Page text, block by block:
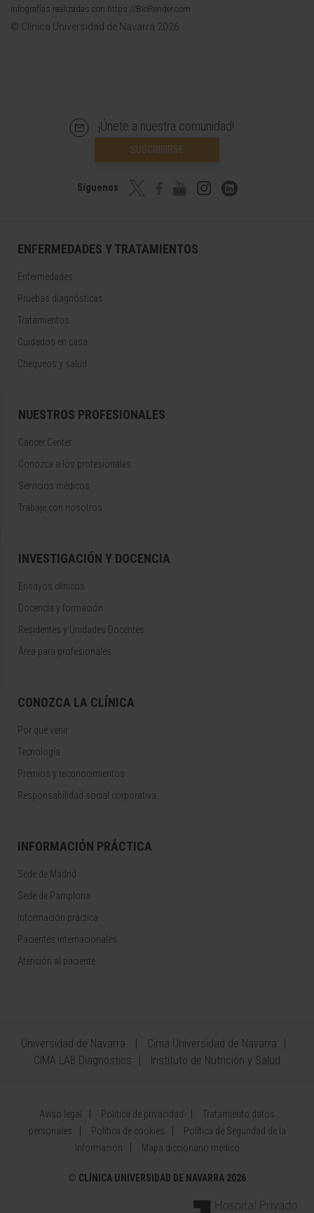
Infografías realizadas con https://BioRender.com
© Clínica Universidad de Navarra 2026
¡Únete a nuestra comunidad!
SUSCRIBIRSE
Síguenos
ENFERMEDADES Y TRATAMIENTOS
Enfermedades
Pruebas diagnósticas
Tratamientos
Cuidados en casa
Chequeos y salud
NUESTROS PROFESIONALES
Cancer Center
Conozca a los profesionales
Servicios médicos
Trabaje con nosotros
INVESTIGACIÓN Y DOCENCIA
Ensayos clínicos
Docencia y formación
Residentes y Unidades Docentes
Área para profesionales
CONOZCA LA CLÍNICA
Por qué venir
Tecnología
Premios y reconocimientos
Responsabilidad social corporativa
INFORMACIÓN PRÁCTICA
Sede de Madrid
Sede de Pamplona
Información práctica
Pacientes internacionales
Atención al paciente
Universidad de Navarra
Cima Universidad de Navarra
CIMA LAB Diagnostics
Instituto de Nutrición y Salud
Aviso legal Política de privacidad
Tratamiento datos
personales
Política de cookies
Política de Seguridad de la
Información
Mapa diccionario médico
© CLÍNICA UNIVERSIDAD DE NAVARRA 2026